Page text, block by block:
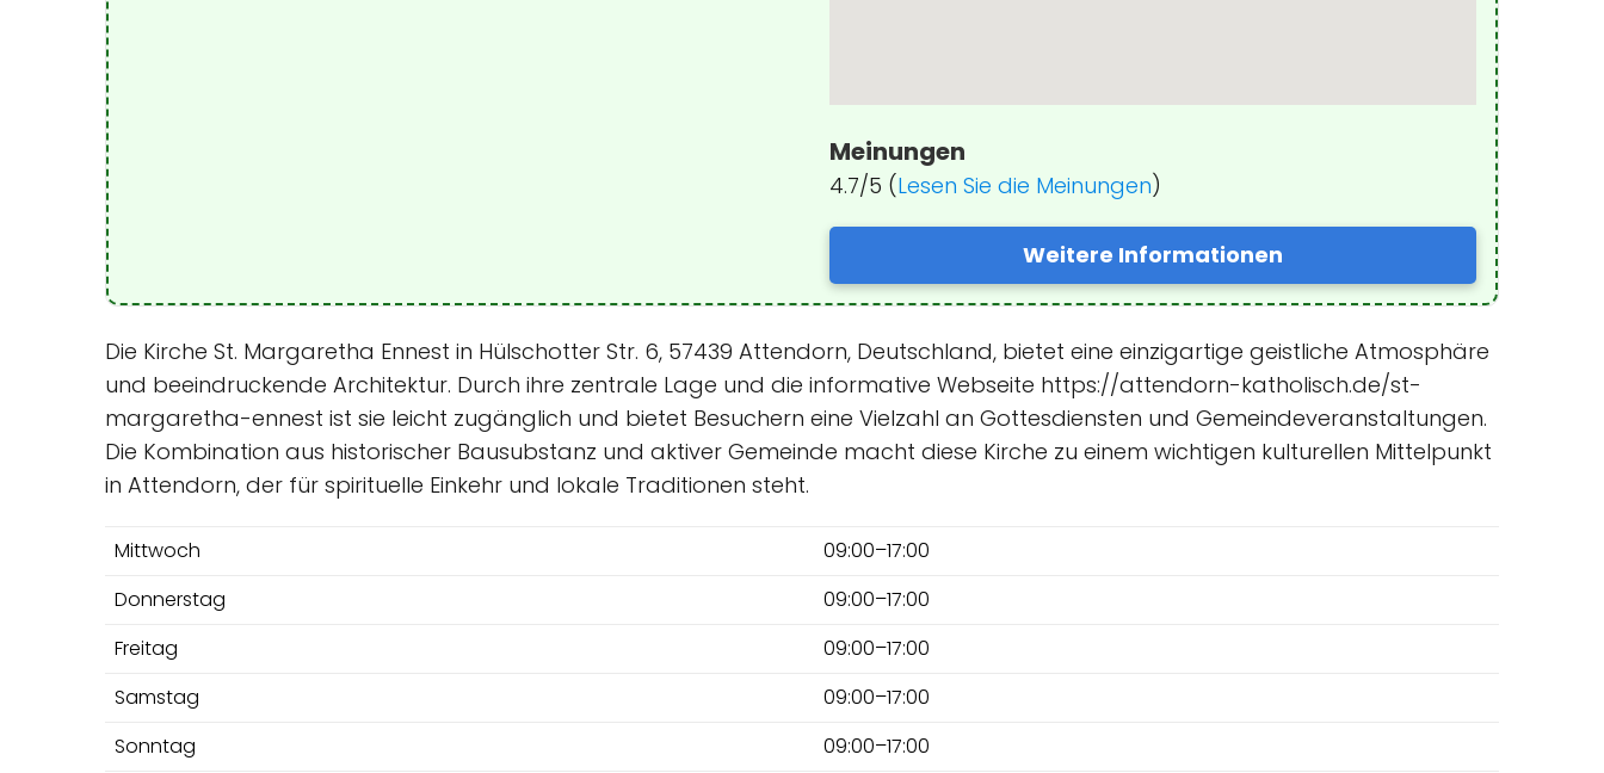
Meinungen
4.7/5 (Lesen Sie die Meinungen)
Weitere Informationen
Die Kirche St. Margaretha Ennest in Hülschotter Str. 6, 57439 Attendorn, Deutschland, bietet eine einzigartige geistliche Atmosphäre
und beeindruckende Architektur. Durch ihre zentrale Lage und die informative Webseite https://attendorn-katholisch.de/st-
margaretha-ennest ist sie leicht zugänglich und bietet Besuchern eine Vielzahl an Gottesdiensten und Gemeindeveranstaltungen.
Die Kombination aus historischer Bausubstanz und aktiver Gemeinde macht diese Kirche zu einem wichtigen kulturellen Mittelpunkt
in Attendorn, der für spirituelle Einkehr und lokale Traditionen steht.
Mittwoch
09:00–17:00
Donnerstag
09:00–17:00
Freitag
09:00–17:00
Samstag
09:00–17:00
Sonntag
09:00–17:00